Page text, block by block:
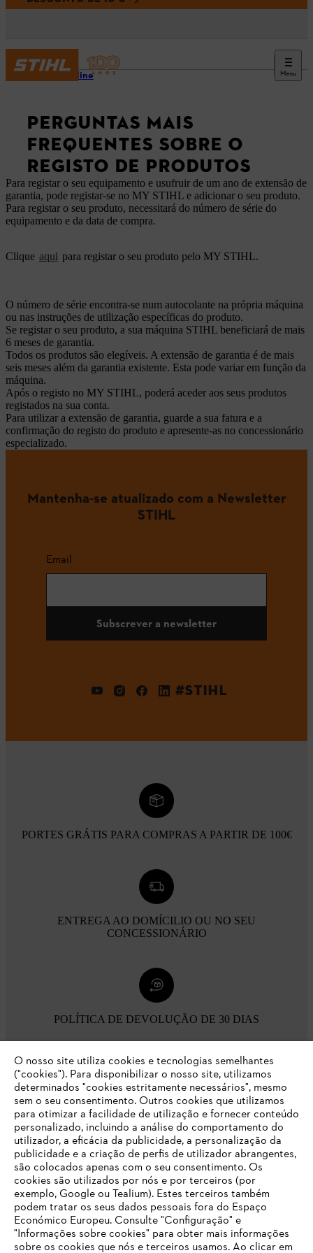
Menu
Loja online
PERGUNTAS MAIS
FREQUENTES SOBRE O
REGISTO DE PRODUTOS
Para registar o seu equipamento e usufruir de um ano de extensão de
garantia, pode registar-se no MY STIHL e adicionar o seu produto.
Para registar o seu produto, necessitará do número de série do
equipamento e da data de compra.
Clique aqui para registar o seu produto pelo MY STIHL.
O número de série encontra-se num autocolante na própria máquina
ou nas instruções de utilização específicas do produto.
Se registar o seu produto, a sua máquina STIHL beneficiará de mais
6 meses de garantia.
Todos os produtos são elegíveis. A extensão de garantia é de mais
seis meses além da garantia existente. Esta pode variar em função da
máquina.
Após o registo no MY STIHL, poderá aceder aos seus produtos
registados na sua conta.
Para utilizar a extensão de garantia, guarde a sua fatura e a
confirmação do registo do produto e apresente-as no concessionário
especializado.
Mantenha-se atualizado com a Newsletter
STIHL
Email
Subscrever a newsletter
#STIHL
PORTES GRÁTIS PARA COMPRAS A PARTIR DE 100€
ENTREGA AO DOMÍCILIO OU NO SEU
CONCESSIONÁRIO
POLÍTICA DE DEVOLUÇÃO DE 30 DIAS
Opções de pagamento
Empresa
FAQs Loja Online
O nosso site utiliza cookies e tecnologias semelhantes
("cookies"). Para disponibilizar o nosso site, utilizamos
determinados "cookies estritamente necessários", mesmo
sem o seu consentimento. Outros cookies que utilizamos
para otimizar a facilidade de utilização e fornecer conteúdo
personalizado, incluindo a análise do comportamento do
utilizador, a eficácia da publicidade, a personalização da
publicidade e a criação de perfis de utilizador abrangentes,
são colocados apenas com o seu consentimento. Os
cookies são utilizados por nós e por terceiros (por
exemplo, Google ou Tealium). Estes terceiros também
podem tratar os seus dados pessoais fora do Espaço
Económico Europeu. Consulte "Configuração" e
"Informações sobre cookies" para obter mais informações
sobre os cookies que nós e terceiros usamos. Ao clicar em